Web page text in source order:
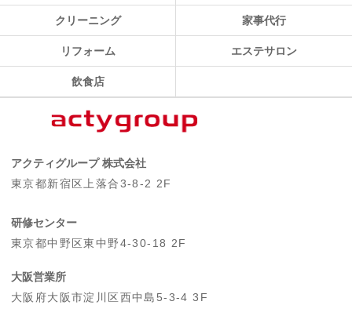
クリーニング 家事代行
リフォーム エステサロン
飲食店
アクティグループ 株式会社
東京都新宿区上落合3-8-2 2F
研修センター
東京都中野区東中野4-30-18 2F
大阪営業所
大阪府大阪市淀川区西中島5-3-4 3F